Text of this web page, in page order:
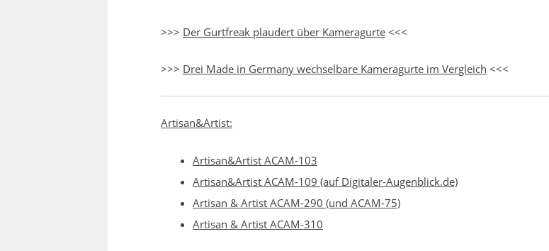
>>> Der Gurtfreak plaudert über Kameragurte <<<
>>> Drei Made in Germany wechselbare Kameragurte im Vergleich <<<
Artisan&Artist:
Artisan&Artist ACAM-103
Artisan&Artist ACAM-109 (auf Digitaler-Augenblick.de)
Artisan & Artist ACAM-290 (und ACAM-75)
Artisan & Artist ACAM-310